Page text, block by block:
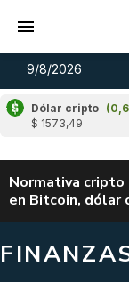
9/8/2026
Dólar cripto
$ 1573,49
Cardano
(-
u$s 0,20
Normativa
en Bitcoin, dólar